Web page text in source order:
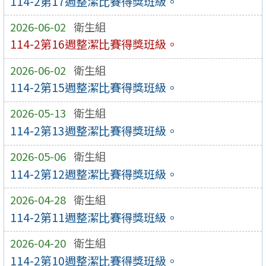
2026-06-02 衛生組
114-2第16週整潔比賽得獎班級。
2026-06-02 衛生組
114-2第15週整潔比賽得獎班級。
2026-05-13 衛生組
114-2第13週整潔比賽得獎班級。
2026-05-06 衛生組
114-2第12週整潔比賽得獎班級。
2026-04-28 衛生組
114-2第11週整潔比賽得獎班級。
2026-04-20 衛生組
114-2第10週整潔比賽得獎班級。